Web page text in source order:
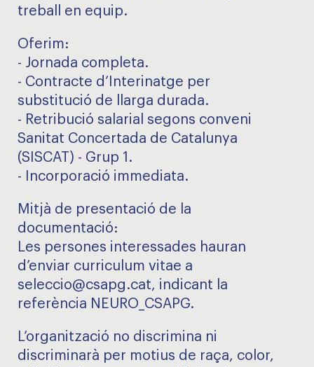
treball en equip.
Oferim:
- Jornada completa.
- Contracte d’Interinatge per
substitució de llarga durada.
- Retribució salarial segons conveni
Sanitat Concertada de Catalunya
(SISCAT) - Grup 1.
- Incorporació immediata.
Mitjà de presentació de la
documentació:
Les persones interessades hauran
d’enviar curriculum vitae a
seleccio@csapg.cat, indicant la
referència NEURO_CSAPG.
L’organització no discrimina ni
discriminarà per motius de raça, color,